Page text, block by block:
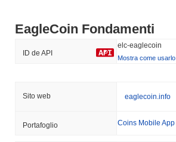
EagleCoin Fondamenti
ID de API
elc-eaglecoin
Mostra come usarlo
Sito web eaglecoin.info
Portafoglio Coins Mobile App